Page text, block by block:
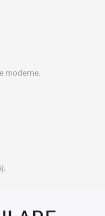
moderne.